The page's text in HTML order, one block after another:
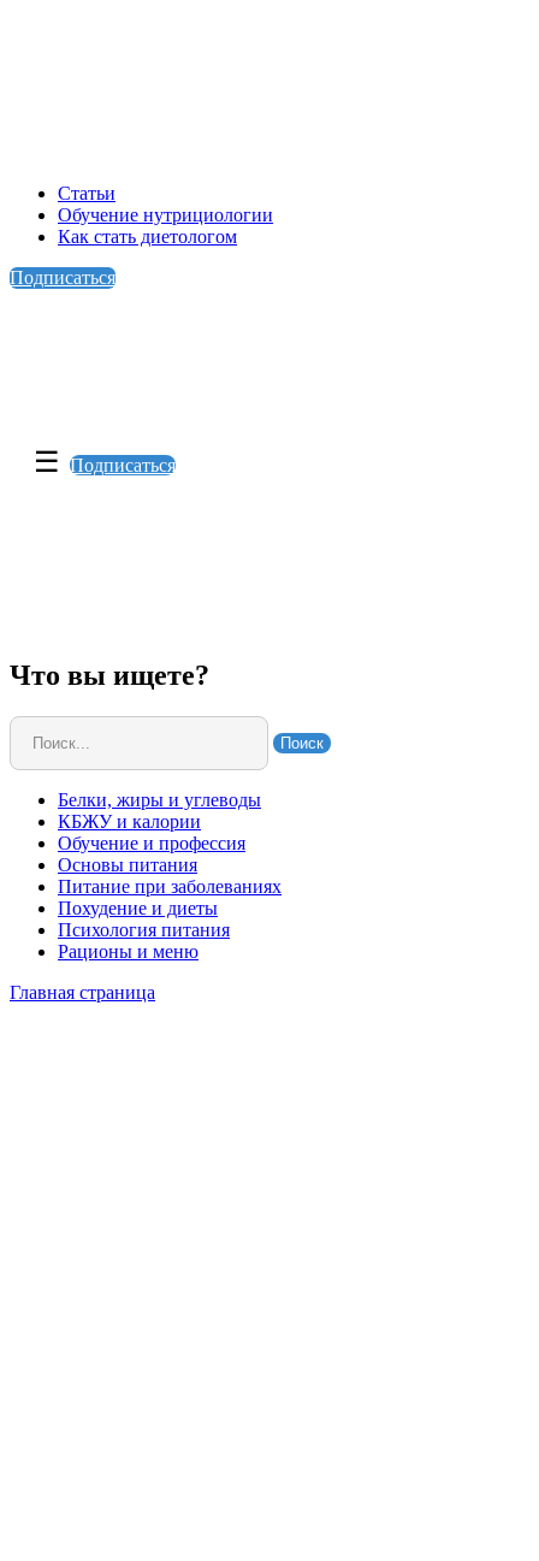
Статьи
Обучение нутрициологии
Как стать диетологом
Подписаться
☰ Подписаться
Что вы ищете?
Поиск
Белки, жиры и углеводы
КБЖУ и калории
Обучение и профессия
Основы питания
Питание при заболеваниях
Похудение и диеты
Психология питания
Рационы и меню
Главная страница